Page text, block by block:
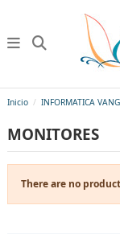
Inicio INFORMATICA
MONITORES
There are no